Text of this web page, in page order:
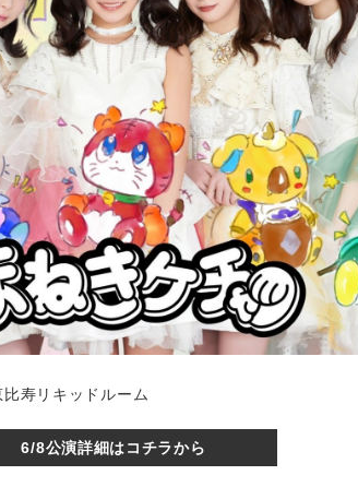
寿リキッドルーム
6/8公演詳細はコチラから